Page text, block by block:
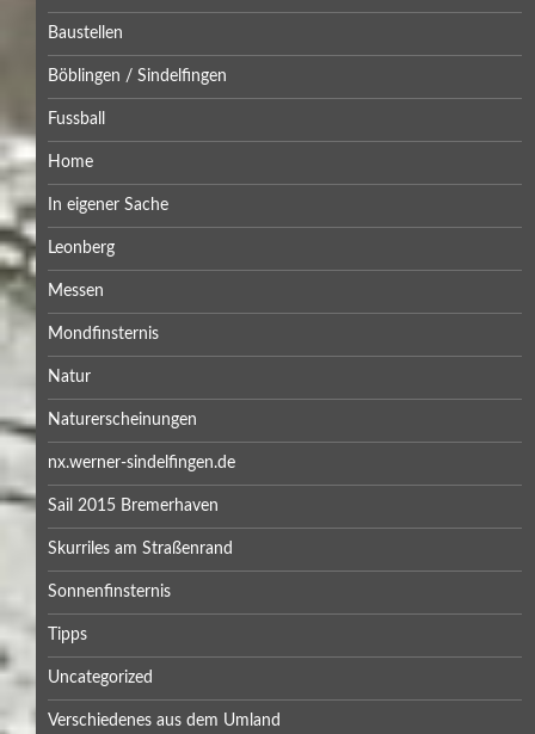
Baustellen
Böblingen / Sindelfingen
Fussball
Home
In eigener Sache
Leonberg
Messen
Mondfinsternis
Natur
Naturerscheinungen
nx.werner-sindelfingen.de
Sail 2015 Bremerhaven
Skurriles am Straßenrand
Sonnenfinsternis
Tipps
Uncategorized
Verschiedenes aus dem Umland